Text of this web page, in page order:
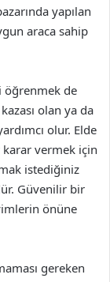
yapılan
araca sahip
öğrenmek de
olan ya da
olur. Elde
vermek için
istediğiniz
Güvenilir bir
önüne
gereken